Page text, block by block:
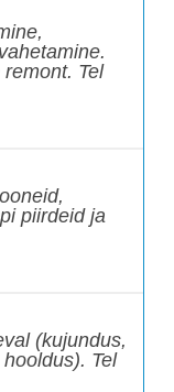
Tel
piirdeid ja
(kujundus,
Tel